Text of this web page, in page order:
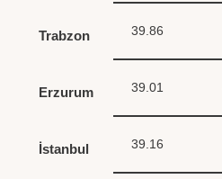
Trabzon 39.86
Erzurum 39.01
İstanbul 39.16